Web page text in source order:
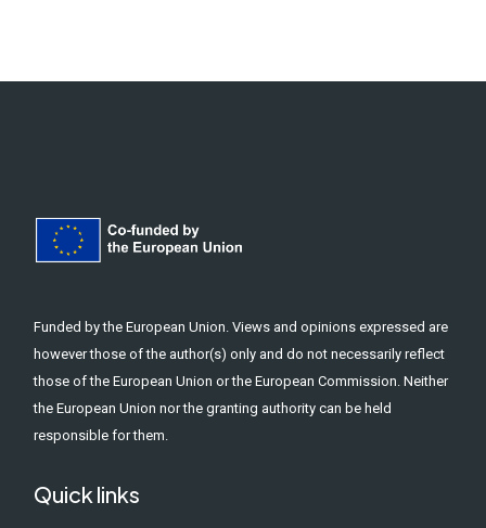
Funded by the European Union. Views and opinions expressed are
however those of the author(s) only and do not necessarily reflect
those of the European Union or the European Commission. Neither
the European Union nor the granting authority can be held
responsible for them.
Quick links